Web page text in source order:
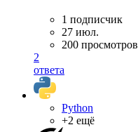
1 подписчик
27 июл.
200 просмотров
2
ответа
Python
+2 ещё